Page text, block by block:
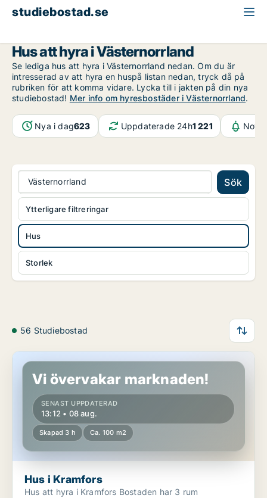
studiebostad.se
Hus att hyra i Västernorrland
Se lediga hus att hyra i Västernorrland nedan. Om du är
intresserad av att hyra en huspå listan nedan, tryck då på
rubriken för att komma vidare. Lycka till i jakten på din nya
studiebostad! Mer info om hyresbostäder i Västernorrland.
Nya i dag623 Uppdaterade 24h1 221
Västernorrland Sök
Hus
Storlek
Ytterligare filtreringar
56 Studiebostad
Hus i Kramfors
Vi övervakar marknaden!
SENAST UPPDATERAD
13:12 • 08 aug.
Skapad 3 h Ca. 100 m2
Hus i Kramfors
Hus att hyra i Kramfors Bostaden har 3 rum